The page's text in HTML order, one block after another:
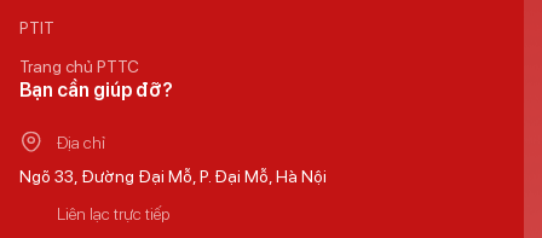
PTIT
Trang chủ PTTC
Bạn cần giúp đỡ?
Địa chỉ
Ngõ 33, Đường Đại Mỗ, P. Đại Mỗ, Hà Nội
Liên lạc trực tiếp